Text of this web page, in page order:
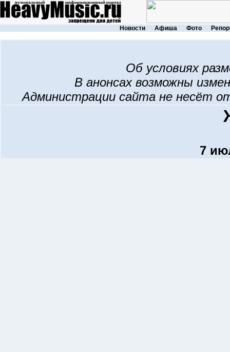
Новости Афиша Фото
Об условиях
В анонсах возможны
Администрации сайта не несёт
7